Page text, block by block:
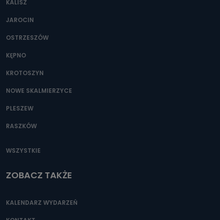
Można to zrobić pod numerem telefonu 62 735-51-05 lub
KALISZ
JAROCIN
OSTRZESZÓW
KĘPNO
KROTOSZYN
NOWE SKALMIERZYCE
PLESZEW
RASZKÓW
WSZYSTKIE
ZOBACZ TAKŻE
KALENDARZ WYDARZEŃ